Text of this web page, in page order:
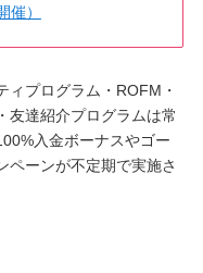
）
ィプログラム・ROFM・
友達紹介プログラムは常
入金ボーナスやゴー
ペーンが不定期で実施さ